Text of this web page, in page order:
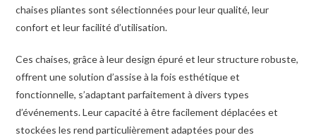
chaises pliantes sont sélectionnées pour leur qualité, leur
confort et leur facilité d’utilisation.
Ces chaises, grâce à leur design épuré et leur structure robuste,
offrent une solution d’assise à la fois esthétique et
fonctionnelle, s’adaptant parfaitement à divers types
d’événements. Leur capacité à être facilement déplacées et
stockées les rend particulièrement adaptées pour des